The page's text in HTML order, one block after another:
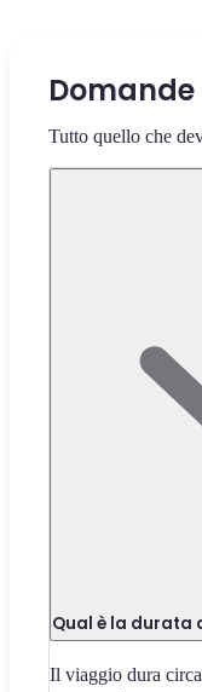
Tutto quello che
Qual è la durata
Il viaggio dura